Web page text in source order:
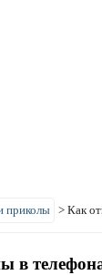
приколы > Как
в